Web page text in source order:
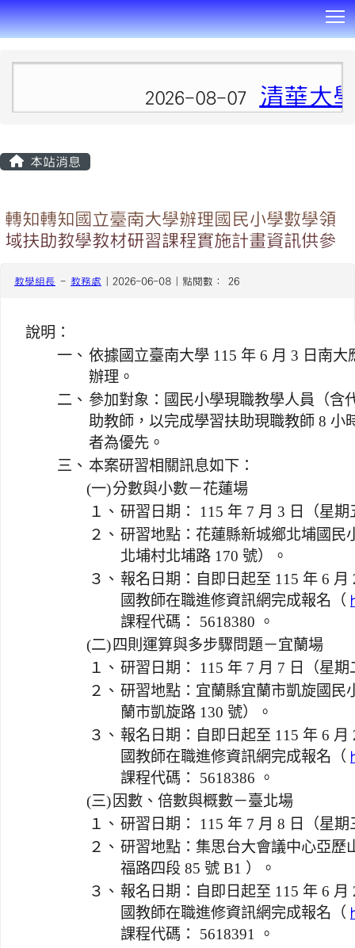
2026-08-07 清華大
本站消息
轉知轉知國立臺南大學辦理國民小學數學領
域扶助教學教材研習課程實施計畫資訊供參
教學組長 - 教務處 | 2026-06-08 | 點閱數： 26
說明：
一、 依據國立臺南大學 115 年 6 月 3 日南大
辦理。
二、 參加對象：國民小學現職教學人員（含
助教師，以完成學習扶助現職教師 8 小
者為優先。
三、 本案研習相關訊息如下：
(一)分數與小數－花蓮場
１、 研習日期： 115 年 7 月 3 日（星期
２、 研習地點：花蓮縣新城鄉北埔國民
北埔村北埔路 170 號）。
３、 報名日期：自即日起至 115 年 6
國教師在職進修資訊網完成報名（
課程代碼： 5618380 。
(二) 四則運算與多步驟問題－宜蘭場
１、 研習日期： 115 年 7 月 7 日（星期
２、 研習地點：宜蘭縣宜蘭市凱旋國民
蘭市凱旋路 130 號）。
３、 報名日期：自即日起至 115 年 6
國教師在職進修資訊網完成報名（
課程代碼： 5618386 。
(三) 因數、倍數與概數－臺北場
１、 研習日期： 115 年 7 月 8 日（星期
２、 研習地點：集思台大會議中心亞歷
福路四段 85 號 B1 ）。
３、 報名日期：自即日起至 115 年 6
國教師在職進修資訊網完成報名（
課程代碼： 5618391 。